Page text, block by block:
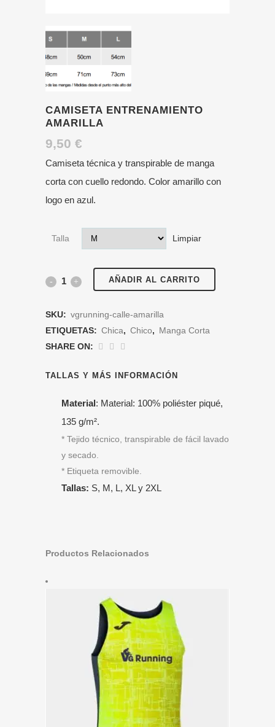
CAMISETA ENTRENAMIENTO
AMARILLA
9,50 €
Camiseta técnica y transpirable de manga
corta con cuello redondo. Color amarillo con
logo en azul.
Talla Limpiar
Camiseta
Amarilla
cantidad
AÑADIR AL CARRITO
SKU: vgrunning-calle-amarilla
ETIQUETAS: Chica, Chico, Manga Corta
SHARE ON:
TALLAS Y MÁS INFORMACIÓN
Material: Material: 100% poliéster piqué,
135 g/m².
* Tejido técnico, transpirable de fácil lavado
y secado.
* Etiqueta removible.
Tallas: S, M, L, XL y 2XL
Productos Relacionados